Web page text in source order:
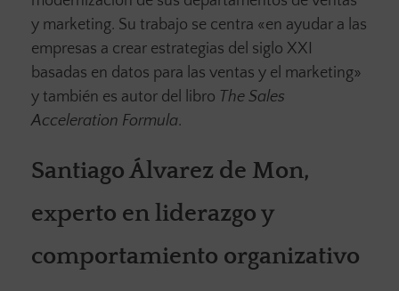
y marketing. Su trabajo se centra «en ayudar a las
empresas a crear estrategias del siglo XXI
basadas en datos para las ventas y el marketing»
y también es autor del libro The Sales
Acceleration Formula.
Santiago Álvarez de Mon,
experto en liderazgo y
comportamiento organizativo